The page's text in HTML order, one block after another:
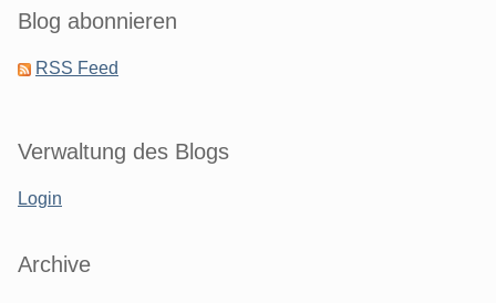
Blog abonnieren
RSS Feed
Verwaltung des Blogs
Login
Archive